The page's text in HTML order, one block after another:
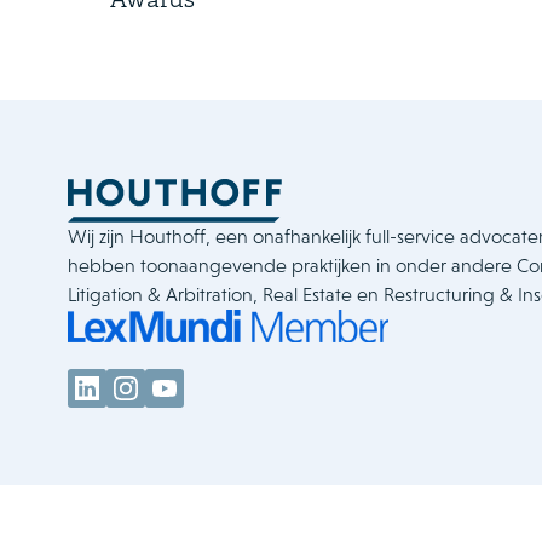
Wij zijn Houthoff, een onafhankelijk full-service
hebben toonaangevende praktijken in onder andere
Litigation & Arbitration, Real Estate en Restructuring &